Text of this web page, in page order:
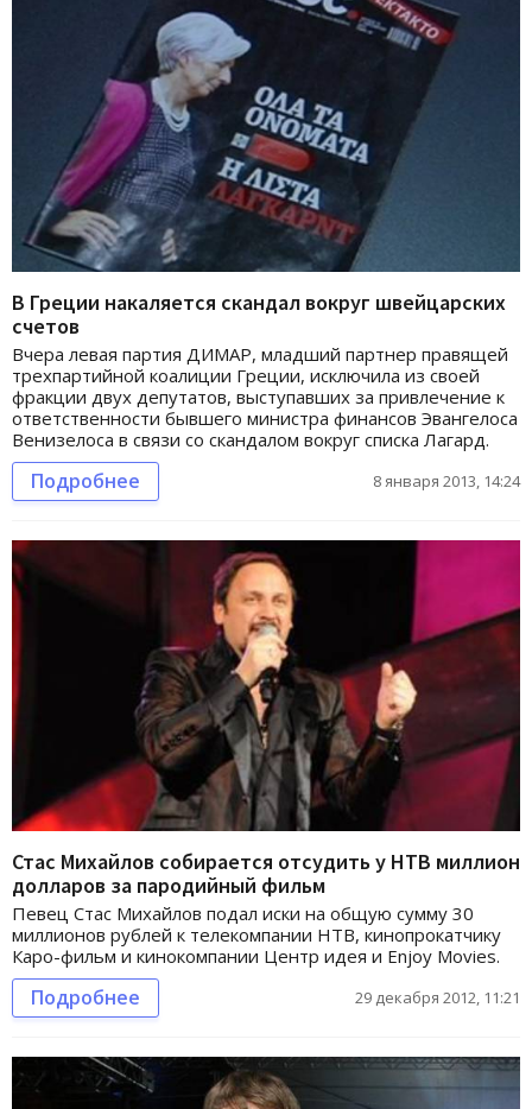
В Греции накаляется скандал вокруг швейцарских
счетов
Вчера левая партия ДИМАР, младший партнер правящей
трехпартийной коалиции Греции, исключила из своей
фракции двух депутатов, выступавших за привлечение к
ответственности бывшего министра финансов Эвангелоса
Венизелоса в связи со скандалом вокруг списка Лагард.
Подробнее 8 января 2013, 14:24
Стас Михайлов собирается отсудить у НТВ миллион
долларов за пародийный фильм
Певец Стас Михайлов подал иски на общую сумму 30
миллионов рублей к телекомпании НТВ, кинопрокатчику
Каро-фильм и кинокомпании Центр идея и Enjoy Movies.
Подробнее 29 декабря 2012, 11:21